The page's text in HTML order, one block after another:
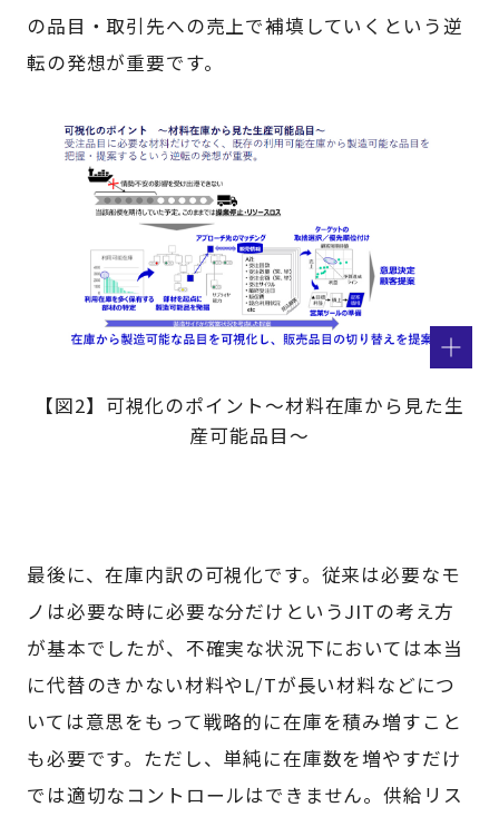
の品目・取引先への売上で補填していくという逆
転の発想が重要です。
【図2】可視化のポイント～材料在庫から見た生
産可能品目～
最後に、在庫内訳の可視化です。従来は必要なモ
ノは必要な時に必要な分だけというJITの考え方
が基本でしたが、不確実な状況下においては本当
に代替のきかない材料やL/Tが長い材料などにつ
いては意思をもって戦略的に在庫を積み増すこと
も必要です。ただし、単純に在庫数を増やすだけ
では適切なコントロールはできません。供給リス